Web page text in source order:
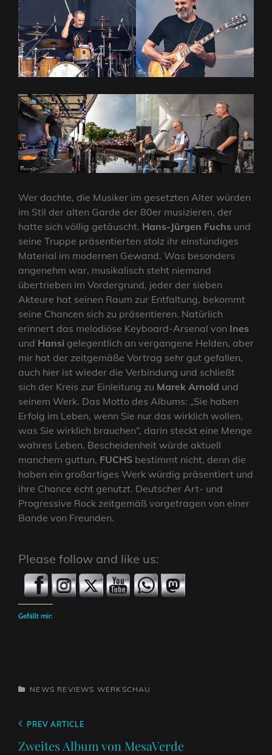
Wer dachte, die Musiker im gesetzten Alter würden
im Stil der alten Garde der 80er musizieren, der
hatte sich völlig getäuscht. Hans-Jürgen Fuchs und
seine Truppe präsentierten stolz ihr einstündiges
Material im modernen Gewand. Was besonders
angenehm war, musikalisch steht niemand
übertrieben im Vordergrund, jeder der sieben
Akteure hat seinen Raum zur Entfaltung, bekommt
seine Chancen sich zu präsentieren. Natürlich
erinnert das melodiöse Keyboard-Arsenal von Ines
und Hansi gelegentlich an vergangene Helden, aber
mir hat der zeitgemäße Vortrag sehr gut gefallen,
auch hier ist wieder die Verbindung und schließt
sich der Kreis zur Einleitung zu Marek Arnold und
seinem Werk. Das Motto des Albums: „Sie haben
Erfolg im Leben, wenn Sie nur das wirklich wollen,
was Sie wirklich brauchen“, darin steckt eine Menge
wahres Leben. Bescheidenheit würde aktuell
manchem guttun, FUCHS bestimmt nicht, denn die
haben ein großartiges Werk würdig präsentiert und
ihre Chance echt genutzt. Deutscher Art- und
Progressive Rock zeitgemäß vorgetragen von einer
Bande von Freunden.
Please follow and like us:
Gefällt mir:
CATEGORIES
NEWS REVIEWS WERKSCHAU
Beitragsnavigation
Previous
Post
PREV ARTICLE
Zweites Album von MesaVerde